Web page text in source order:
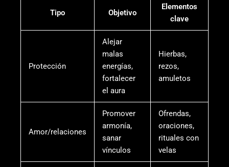
Tipo Objetivo
Elementos
clave
Protección
Alejar
malas
energías,
fortalecer
el aura
Hierbas,
rezos,
amuletos
Amor/relaciones
Promover
armonía,
sanar
vínculos
Ofrendas,
oraciones,
rituales con
velas